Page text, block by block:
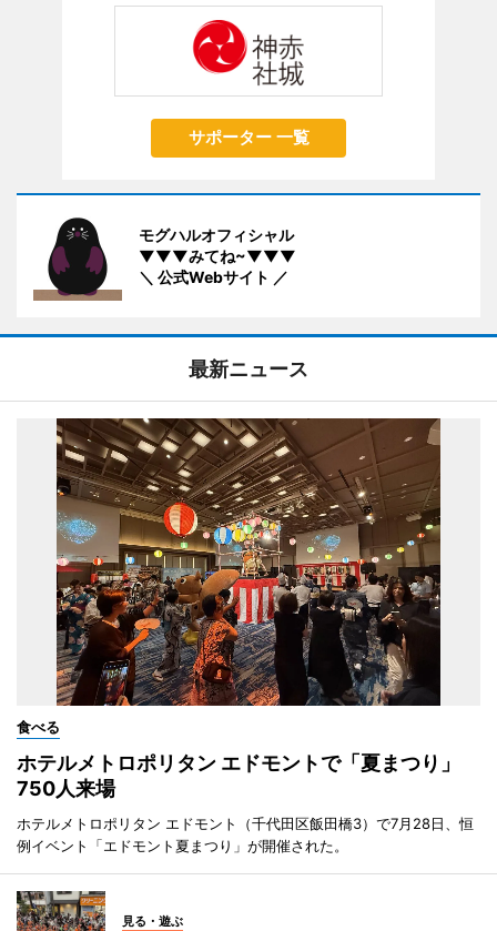
サポーター 一覧
モグハルオフィシャル
▼▼▼みてね~▼▼▼
＼ 公式Webサイト ／
最新ニュース
食べる
ホテルメトロポリタン エドモントで「夏まつり」
750人来場
ホテルメトロポリタン エドモント（千代田区飯田橋3）で7月28日、恒
例イベント「エドモント夏まつり」が開催された。
見る・遊ぶ